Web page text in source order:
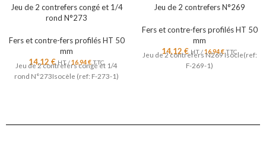
Jeu de 2 contrefers congé et 1/4
rond N°273
Fers et contre-fers profilés HT 50
mm
14,12 € HT /16,94€TTC
Jeu de 2 contrefers congé et 1/4
rond N°273Isocèle (ref: F-273-1)
Jeu de 2 contrefers N°269
Fers et contre-fers profilés HT 50
mm
14,12€ HT /16,94€TTC
Jeu de 2 contrefers N269 Isocle(ref:
F-269-1)